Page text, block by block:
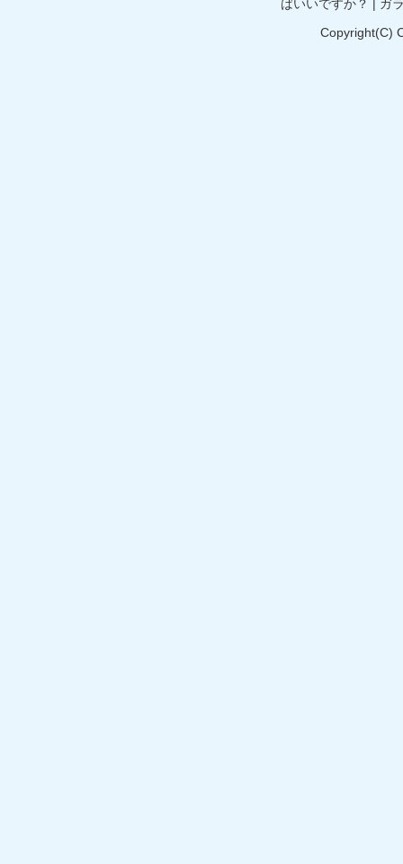
ばいいですか？
ガ
Copyright(C)